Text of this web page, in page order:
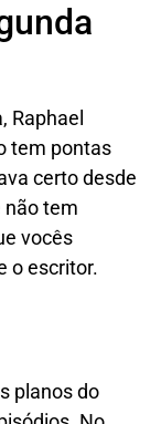
Raphael
tem pontas
certo desde
não tem
vocês
o escritor.
planos do